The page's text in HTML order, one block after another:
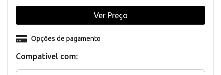
Compativel com:
Opções de pagamento
Ver Preço